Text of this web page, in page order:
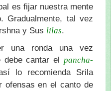
es fijar nuestra mente
Gradualmente, tal vez
y Sus lilas.
una ronda una vez
debe cantar el pancha-
lo recomienda Srila
ofensas en el canto de